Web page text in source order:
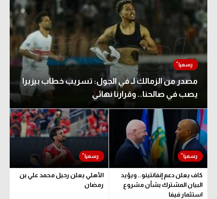
مصدر من الزمالك لـ في الجول: تسريب خطاب بيزيرا
يصب في صالحنا.. وقرارنا نهائي
كاف يعلن دعم إنفانتينو.. ويؤيد
البيان المشترك بشأن مشروع
استثمار فيفا
الأهلي يعلن رحيل محمد علي بن
رمضان